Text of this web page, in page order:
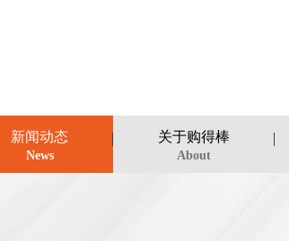
新闻动态
News
关于购得棒
About